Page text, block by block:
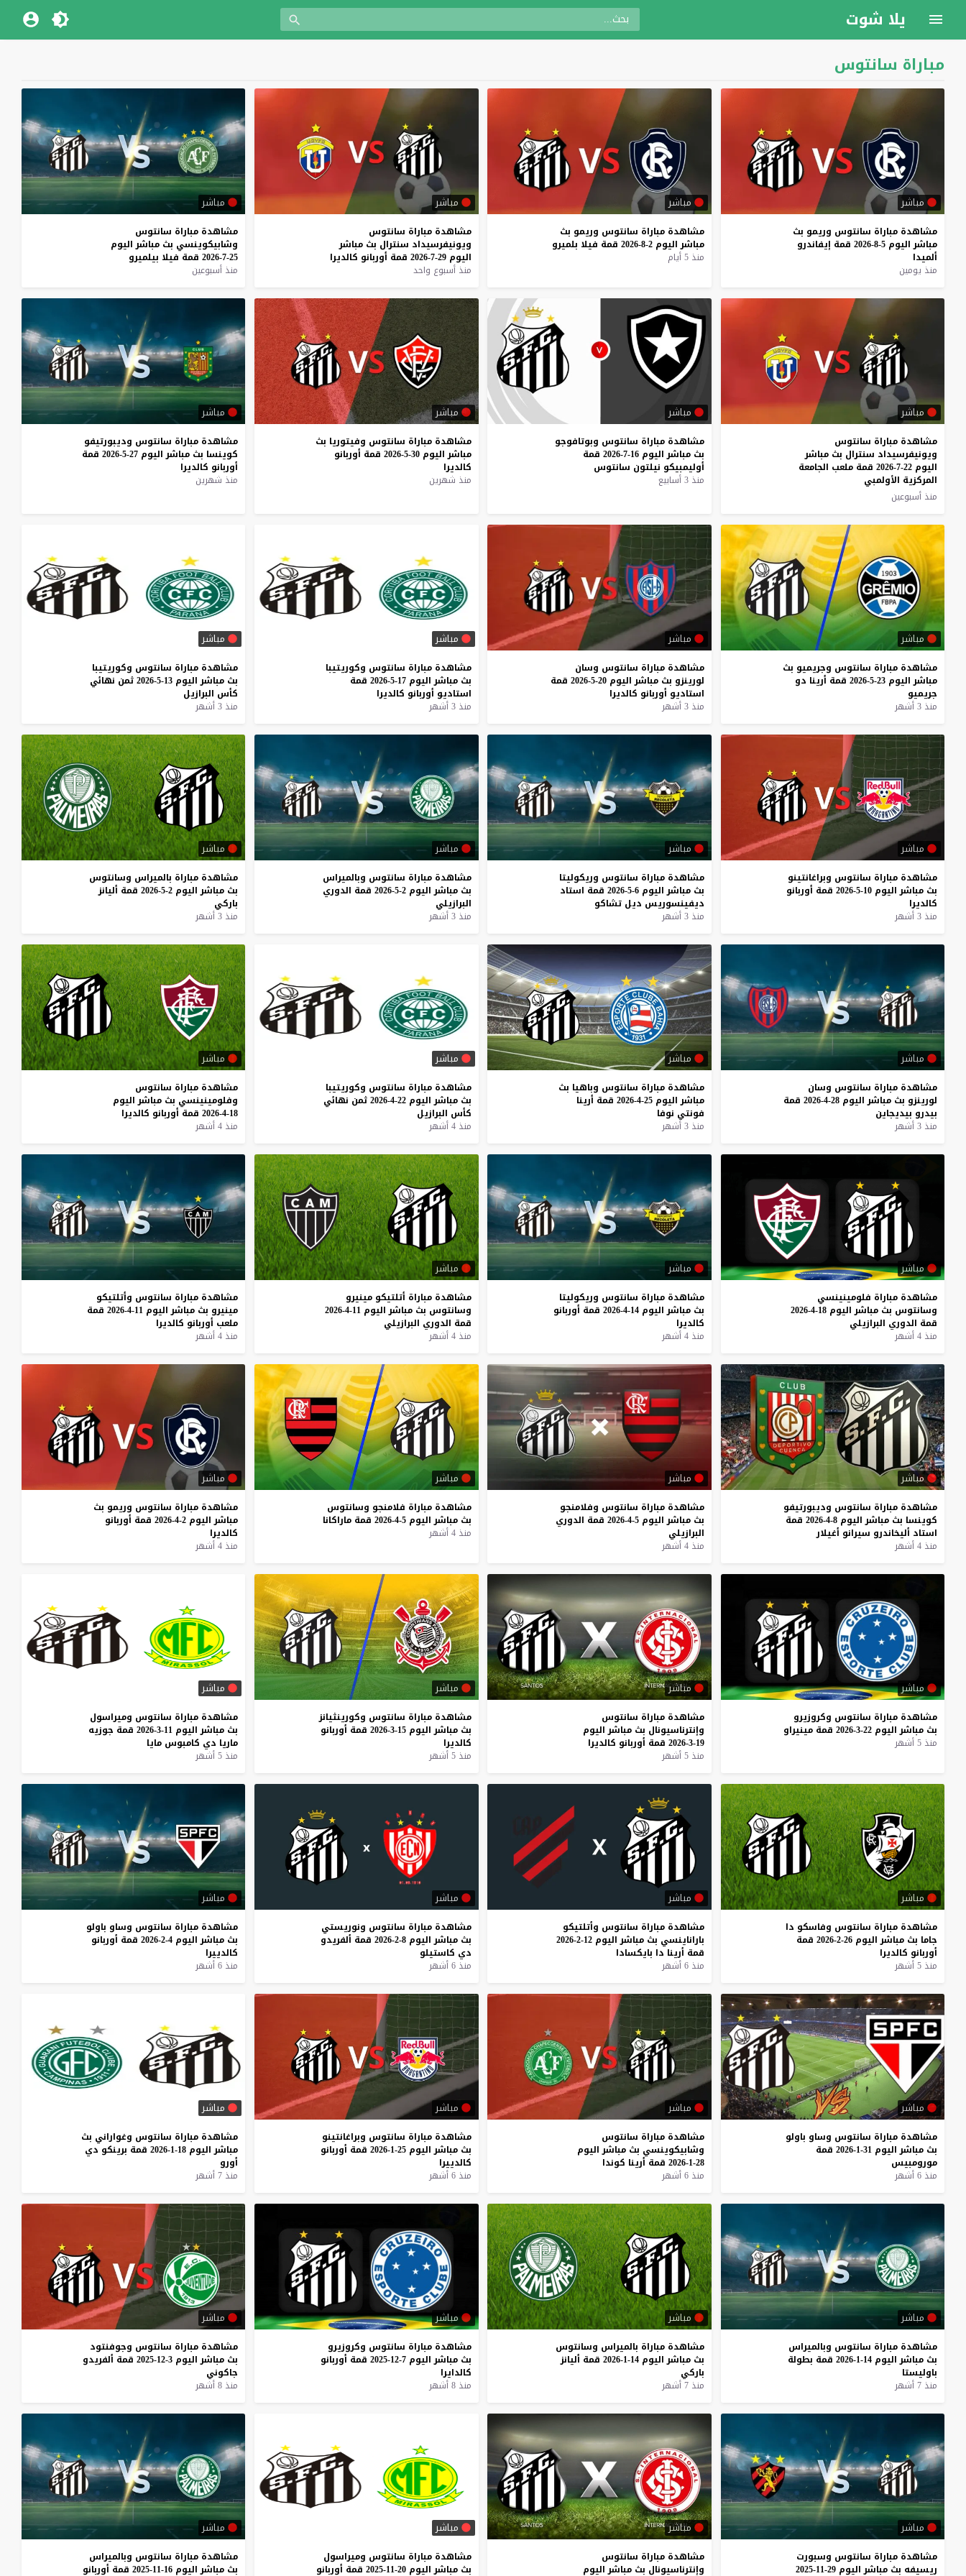
يلا شوت
مباراة سانتوس
مباشر
مشاهدة مباراة سانتوس وريمو بث
مباشر اليوم 5-8-2026 قمة إيفاندرو
ألميدا
منذ يومين
مباشر
مشاهدة مباراة سانتوس وريمو بث
مباشر اليوم 2-8-2026 قمة فيلا بلميرو
منذ 5 أيام
مباشر
مشاهدة مباراة سانتوس
ويونيفرسيداد سنترال بث مباشر
اليوم 29-7-2026 قمة أوربانو كالديرا
منذ أسبوع واحد
مباشر
مشاهدة مباراة سانتوس
وشابيكوينسي بث مباشر اليوم
25-7-2026
قمة فيلا بيلميرو
منذ أسبوعين
مباشر
مشاهدة مباراة سانتوس
ويونيفرسيداد سنترال بث مباشر
اليوم 22-7-2026 قمة ملعب الجامعة
المركزية الأولمبي
منذ أسبوعين
مباشر
مشاهدة مباراة سانتوس وبوتافوجو
بث مباشر اليوم 16-7-2026
قمة
أوليمبيكو نيلتون سانتوس
منذ 3 أسابيع
مباشر
مشاهدة مباراة سانتوس وفيتوريا بث
مباشر اليوم 30-5-2026 قمة أوربانو
كالديرا
منذ شهرين
مباشر
مشاهدة مباراة سانتوس وديبورتيفو
كوينسا بث مباشر اليوم 27-5-2026
قمة
أوربانو كالديرا
منذ شهرين
مباشر
مشاهدة مباراة سانتوس وجريميو بث
مباشر اليوم 23-5-2026 قمة أرينا دو
جريميو
منذ 3 أشهر
مباشر
مشاهدة مباراة سانتوس وسان
لورينزو بث مباشر اليوم 20-5-2026
قمة
استاديو أوربانو كالديرا
منذ 3 أشهر
مباشر
مشاهدة مباراة سانتوس وكوريتيبا
بث مباشر اليوم 17-5-2026
قمة
استاديو أوربانو كالديرا
منذ 3 أشهر
مباشر
مشاهدة مباراة سانتوس وكوريتيبا
بث مباشر اليوم 13-5-2026 ثمن نهائي
كأس البرازيل
منذ 3 أشهر
مباشر
مشاهدة مباراة سانتوس وبراغانتينو
بث مباشر اليوم 10-5-2026 قمة أوربانو
كالديرا
منذ 3 أشهر
مباشر
مشاهدة مباراة سانتوس وريكوليتا
بث مباشر اليوم 6-5-2026 قمة استاد
ديفينسوريس ديل تشاكو
منذ 3 أشهر
مباشر
مشاهدة مباراة سانتوس وبالميراس
بث مباشر اليوم 2-5-2026 قمة الدوري
البرازيلي
منذ 3 أشهر
مباشر
مشاهدة مباراة بالميراس وسانتوس
بث مباشر اليوم 2-5-2026 قمة أليانز
باركي
منذ 3 أشهر
مباشر
مشاهدة مباراة سانتوس وسان
لورينزو بث مباشر اليوم 28-4-2026
قمة
بيدرو بيديجاين
منذ 3 أشهر
مباشر
مشاهدة مباراة سانتوس وباهيا بث
مباشر اليوم 25-4-2026 قمة أرينا
فونتي نوفا
منذ 3 أشهر
مباشر
مشاهدة مباراة سانتوس وكوريتيبا
بث مباشر اليوم 22-4-2026 ثمن نهائي
كأس البرازيل
منذ 4 أشهر
مباشر
مشاهدة مباراة سانتوس
وفلومينينسي بث مباشر اليوم
18-4-2026
قمة أوربانو كالديرا
منذ 4 أشهر
مباشر
مشاهدة مباراة فلومينينسي
وسانتوس بث مباشر اليوم 18-4-2026
قمة الدوري البرازيلي
منذ 4 أشهر
مباشر
مشاهدة مباراة سانتوس وريكوليتا
بث مباشر اليوم 14-4-2026 قمة أوربانو
كالديرا
منذ 4 أشهر
مباشر
مشاهدة مباراة أتلتيكو مينيرو
وسانتوس بث مباشر اليوم 11-4-2026
قمة الدوري البرازيلي
منذ 4 أشهر
مشاهدة مباراة سانتوس وأتلتيكو
مينيرو بث مباشر اليوم 11-4-2026
قمة
ملعب أوربانو كالديرا
منذ 4 أشهر
مباشر
مشاهدة مباراة سانتوس وديبورتيفو
كوينسا بث مباشر اليوم 8-4-2026
قمة
استاد أليخاندرو سيرانو أغيلار
منذ 4 أشهر
مباشر
مشاهدة مباراة سانتوس وفلامنجو
بث مباشر اليوم 5-4-2026 قمة الدوري
البرازيلي
منذ 4 أشهر
مباشر
مشاهدة مباراة فلامنجو وسانتوس
بث مباشر اليوم 5-4-2026 قمة ماراكانا
منذ 4 أشهر
مباشر
مشاهدة مباراة سانتوس وريمو بث
مباشر اليوم 2-4-2026 قمة أوربانو
كالديرا
منذ 4 أشهر
مباشر
مشاهدة مباراة سانتوس وكروزيرو
بث مباشر اليوم 22-3-2026 قمة مينيراو
منذ 5 أشهر
مباشر
مشاهدة مباراة سانتوس
وإنترناسيونال بث مباشر اليوم
19-3-2026
قمة أوربانو كالديرا
منذ 5 أشهر
مباشر
مشاهدة مباراة سانتوس وكورينثيانز
بث مباشر اليوم 15-3-2026 قمة أوربانو
كالديرا
منذ 5 أشهر
مباشر
مشاهدة مباراة سانتوس وميراسول
بث مباشر اليوم 11-3-2026 قمة جوزيه
ماريا دي كامبوس مايا
منذ 5 أشهر
مباشر
مشاهدة مباراة سانتوس وفاسكو دا
جاما بث مباشر اليوم 26-2-2026
قمة
أوربانو كالديرا
منذ 5 أشهر
مباشر
مشاهدة مباراة سانتوس وأتلتيكو
باراناينسي بث مباشر اليوم 12-2-2026
قمة أرينا دا بايكسادا
منذ 6 أشهر
مباشر
مشاهدة مباراة سانتوس ونوريستي
بث مباشر اليوم 8-2-2026 قمة ألفريدو
دي كاستيلو
منذ 6 أشهر
مباشر
مشاهدة مباراة سانتوس وساو باولو
بث مباشر اليوم 4-2-2026 قمة أوربانو
كالدييرا
منذ 6 أشهر
مباشر
مشاهدة مباراة سانتوس وساو باولو
بث مباشر اليوم 31-1-2026
قمة
مورومبيس
منذ 6 أشهر
مباشر
مشاهدة مباراة سانتوس
وشابيكوينسي بث مباشر اليوم
28-1-2026
قمة أرينا كوندا
منذ 6 أشهر
مباشر
مشاهدة مباراة سانتوس وبراغانتينو
بث مباشر اليوم 25-1-2026 قمة أوربانو
كالدييرا
منذ 6 أشهر
مباشر
مشاهدة مباراة سانتوس وغواراني بث
مباشر اليوم 18-1-2026 قمة برينكو دي
أورو
منذ 7 أشهر
مباشر
مشاهدة مباراة سانتوس وبالميراس
بث مباشر اليوم 14-1-2026 قمة بطولة
باوليستا
منذ 7 أشهر
مباشر
مشاهدة مباراة بالميراس وسانتوس
بث مباشر اليوم 14-1-2026 قمة أليانز
باركي
منذ 7 أشهر
مباشر
مشاهدة مباراة سانتوس وكروزيرو
بث مباشر اليوم 7-12-2025 قمة أوربانو
كالدايرا
منذ 8 أشهر
مباشر
مشاهدة مباراة سانتوس وجوفنتود
بث مباشر اليوم 3-12-2025 قمة ألفريدو
جاكوني
منذ 8 أشهر
مباشر
مشاهدة مباراة سانتوس وسبورت
ريسيفه بث مباشر اليوم 29-11-2025
مباشر
مشاهدة مباراة سانتوس
وإنترناسيونال بث مباشر اليوم
مباشر
مشاهدة مباراة سانتوس وميراسول
بث مباشر اليوم 20-11-2025 قمة أوربانو
مباشر
مشاهدة مباراة سانتوس وبالميراس
بث مباشر اليوم 16-11-2025 قمة أوربانو